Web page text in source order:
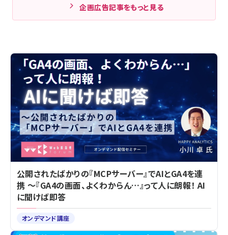
企画広告記事をもっと見る
公開されたばかりの『MCPサーバー』でAIとGA4を連
携 ～『GA4の画面、よくわからん…』って人に朗報！ AI
に聞けば即答
オンデマンド講座